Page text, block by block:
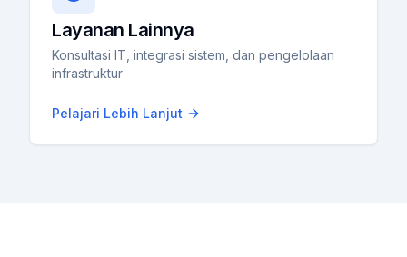
Layanan Lainnya
Konsultasi IT, integrasi sistem, dan pengelolaan
infrastruktur
Pelajari Lebih Lanjut